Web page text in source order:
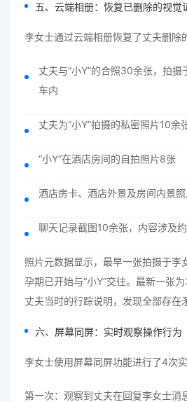
五、云端相册：恢复已删除的视觉
李女士通过云端相册恢复了丈夫删除
丈夫与“小Y”的合照30余张，拍
车内
丈夫为“小Y”拍摄的私密照片10余
“小Y”在酒店房间的自拍照片8张
酒店房卡、酒店外景及房间内景
聊天记录截图10余张，内容涉及
照片元数据显示，最早一张拍摄于李
孕期已开始与“小Y”交往。最新一张
丈夫当时的行踪说明，发现全部存在
六、屏幕同屏：实时观察操作行为
李女士使用屏幕同屏功能进行了4次实
第一次：观察到丈夫在回复李女士消